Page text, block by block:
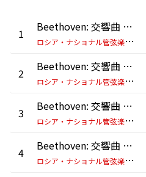
1
Beethoven: 交響曲 第6番 ヘ長調 作品68 《田園》: 第1楽章:田舎に着いた時に起こる愉快な感情
ロ
シア・ナショナル管弦楽団/ミハイル・プレトニョフ
2
Beethoven: 交響曲 第6番 ヘ長調 作品68 《田園》: 第2楽章:小川のほとりの情景
ロ
シア・ナショナル管弦楽団/ミハイル・プレトニョフ
3
Beethoven: 交響曲 第6番 ヘ長調 作品68 《田園》: 第3楽章:農夫たちの楽しい集まり
ロ
シア・ナショナル管弦楽団/ミハイル・プレトニョフ
4
Beethoven: 交響曲 第6番 ヘ長調 作品68 《田園》: 第4楽章:雷雨、嵐
ロ
シア・ナショナル管弦楽団/ミハイル・プレトニョフ